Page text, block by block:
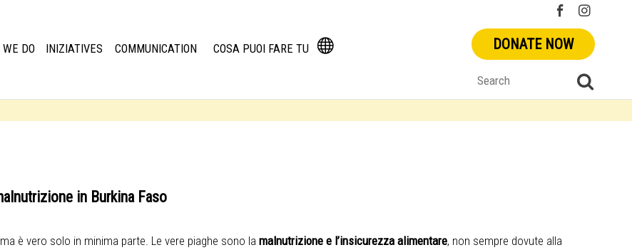
DONATE NOW
DO INIZIATIVES COMMUNICATION COSA PUOI FARE TU
in Burkina Faso
è vero solo in minima parte. Le vere piaghe sono la malnutrizione e l’insicurezza alimentare, non sempre dovute alla